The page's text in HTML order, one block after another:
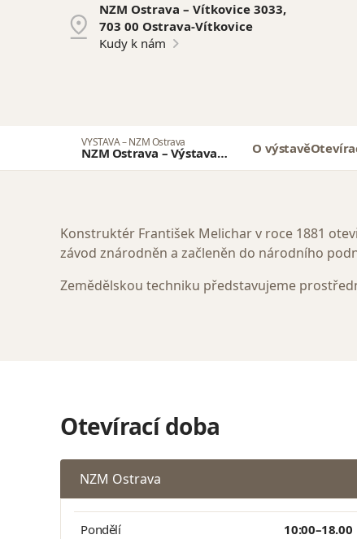
NZM Ostrava – Vítkovice 3033,
703 00 Ostrava-Vítkovice
Kudy k nám
VÝSTAVA – NZM Ostrava
NZM Ostrava – Výstava
Botka jménem Melichar
O výstavě
Konstruktér František Melichar v roce 1881
závod znárodněn a začleněn do národního
Zemědělskou techniku představujeme
Otevírací doba
NZM Ostrava
Pondělí 10:00–18.00